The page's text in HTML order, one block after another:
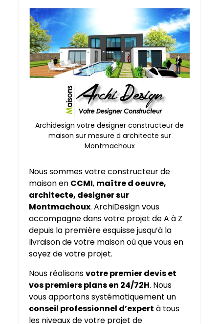
Archidesign votre designer constructeur de
maison sur mesure d architecte sur
Montmachoux
Nous sommes votre constructeur de
maison en CCMI, maître d oeuvre,
architecte, designer sur
Montmachoux. ArchiDesign vous
accompagne dans votre projet de A à Z
depuis la première esquisse jusqu’à la
livraison de votre maison où que vous en
soyez de votre projet.
Nous réalisonsvotre premier devis et
vos premiers plans en 24/72H. Nous
vous apportons systématiquement un
conseil professionnel d’expert à tous
les niveaux de votre projet de